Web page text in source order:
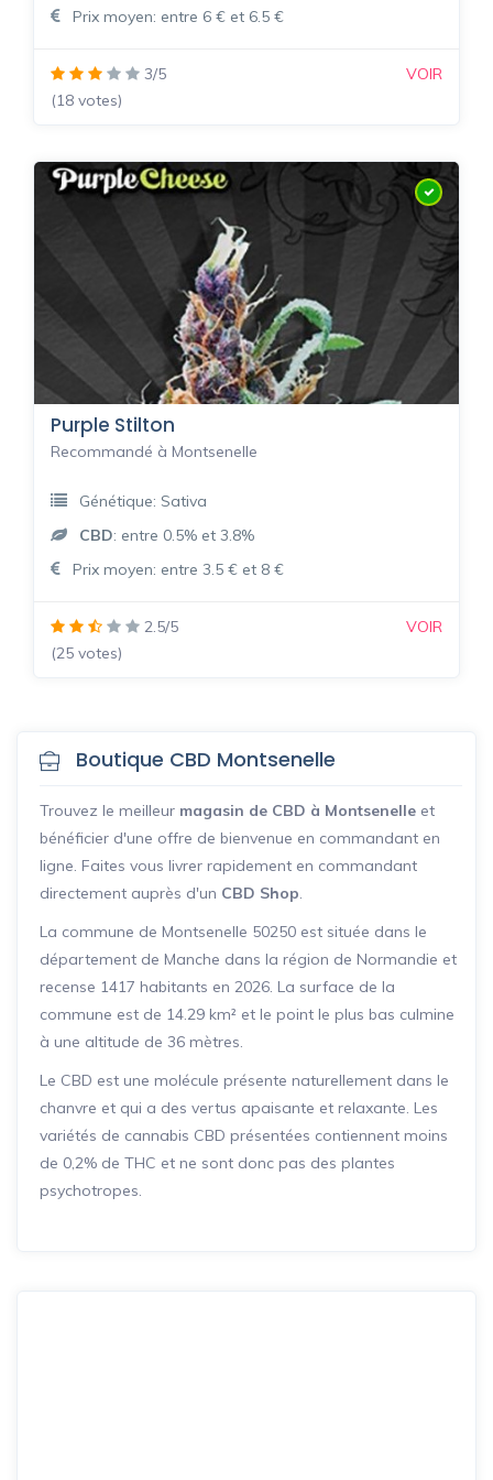
Boutique CBD Montsenelle
Trouvez le meilleur magasin de CBD à Montsenelle et
bénéficier d'une offre de bienvenue en commandant en
ligne. Faites vous livrer rapidement en commandant
directement auprès d'un CBD Shop
La commune de Montsenelle 50250 est située dans le
département de Manche dans la région de Normandie et
recense 1417 habitants en 2026. La surface de la
commune est de 14.29 km² et le point le plus bas culmine
à une altitude de 36 mètres.
Le CBD est une molécule présente naturellement dans le
chanvre et qui a des vertus apaisante et relaxante. Les
variétés de cannabis CBD présentées contiennent moins
de 0,2% de THC et ne sont donc pas des plantes
psychotropes.
Prix moyen: entre 6 € et 6.5 €
3/5
(18 votes)
VOIR
Purple Stilton
Recommandé à Montsenelle
Génétique: Sativa
CBD: entre 0.5% et 3.8%
Prix moyen: entre 3.5 € et 8 €
2.5/5
(25 votes)
VOIR